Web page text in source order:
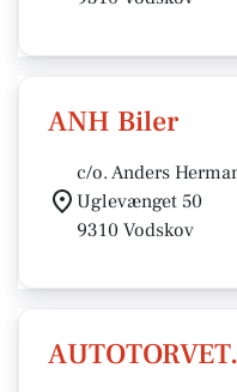
ANH Biler
c/o. Anders
Uglevænget 50
9310 Vodskov